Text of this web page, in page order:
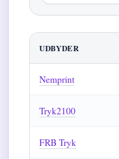
UDBYDER
Nemprint
Tryk2100
FRB Tryk